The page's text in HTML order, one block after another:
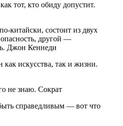
тот, кто обиду допустит.
китайски, состоит из двух
другой —
Джон Кеннеди
как искусства, так и жизни.
не знаю. Сократ
справедливым — вот что